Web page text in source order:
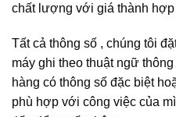
chất lượng với giá thành hợp
Tất cả thông số , chúng tôi
máy ghi theo thuật ngữ
hàng có thông số đặc biệt
phù hợp với công việc của